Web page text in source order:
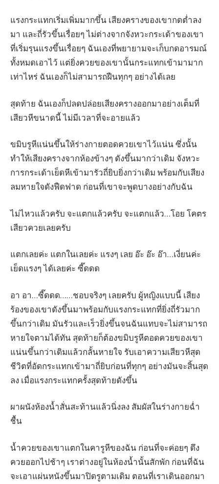
แรงกระแทกเริ่มเพิ่มมากขึ้น เสียงครางของเขากดต่ำลง
มา และถี่รัวขึ้นเรื่อยๆ ไม่ต่างจากจังหวะกระเด้าของเขา
ที่เริ่มรุนแรงขึ้นเรื่อยๆ ฉันเองที่พยายามจะเก็บกดอารมณ์
ทั้งหมดเอาไว้ แต่ยิ่งควยของเขานั้นกระแทกเข้ามามาก
เท่าไหร่ ฉันเองก็ไม่สามารถฝืนทุกๆ อย่างได้เลย
สุดท้าย ฉันเองก็ปลดปล่อยเสียงครางออกมาอย่างเต็มที่
เสียวหีขนาดนี้ ไม่มีเวลาที่จะอายแล้ว
ขมิบรูหีแน่นขึ้นให้ร่างกายตอดควยเขาไว้แน่น ซึ่งนั้น
ทำให้เสียงครางจากห้องข้างๆ ดังขึ้นมากว่าเดิม จังหวะ
การกระเด้าเย็ดหีเข้ามารัวถี่ยิบยิ่งกว่าเดิม พร้อมกับเสียง
ลมหายใจดังฟืดฟาด ก่อนที่เขาจะพูดบางอย่างกับฉัน
ไม่ไหวแล้วครับ จะแตกแล้วครับ จะแตกแล้ว…โอย โคตร
เสียวควยเลยครับ
แตกเลยค่ะ แตกในเลยค่ะ แรงๆ เลย อ๊ะ อ๊ะ อ๊า…เงี่ยนค่ะ
เย็ดแรงๆ ได้เลยค่ะ ซี๊ดดด
อา อา…ซี๊ดดด……ชอบจริงๆ เลยครับ ผู้หญิงแบบนี้ เสียง
ร้องของเขาดังขึ้นมาพร้อมกับแรงกระแทกที่ยิ่งถี่รัวมาก
ขึ้นกว่าเดิม มันรัวและเร็วยิ่งขึ้นจนฉันแทบจะไม่สามารถ
หายใจตามได้ทัน สุดท้ายก็ต้องขมิบรูหีตอดควยของเขา
แน่นขึ้นกว่าเดิมแล้วกลั้นหายใจ รับเอาความเสียวหีสุด
ชีวิตที่อัดกระแทกเข้ามาถี่ยิบก่อนที่ทุกๆ อย่างมันจะสิ้นสุด
ลง เมื่อแรงกระแทกครั้งสุดท้ายดังขึ้น
ผาผนังห้องน้ำสั่นสะท้านแล้วนิ่งลง สัมผัสในร่างกายฉ่ำ
ชื้น
น้ำควยของเขาแตกในคารูหีของฉัน ก่อนที่จะค่อยๆ ดึง
ควยออกไปช้าๆ เราต่างอยู่ในห้องน้ำนั้นสักพัก ก่อนที่ฉัน
จะเอาแผ่นหนังขึ้นมาปิดรูตามเดิม ตอนที่เราเดินออกมา